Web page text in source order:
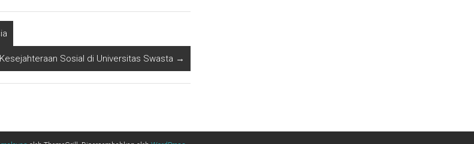
Sosial di Universitas Swasta →